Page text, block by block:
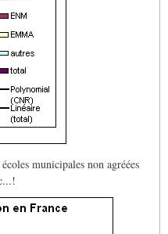
municipales non agréées